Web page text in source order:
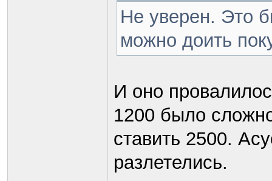
Не уверен. Это
можно доить
И оно
1200 было
ставить 2500.
разлетелись.